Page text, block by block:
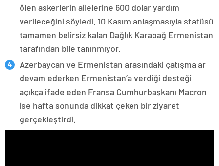
ölen askerlerin ailelerine 600 dolar yardım
verileceğini söyledi. 10 Kasım anlaşmasıyla statüsü
tamamen belirsiz kalan Dağlık Karabağ Ermenistan
tarafından bile tanınmıyor.
Azerbaycan ve Ermenistan arasındaki çatışmalar
devam ederken Ermenistan’a verdiği desteği
açıkça ifade eden Fransa Cumhurbaşkanı Macron
ise hafta sonunda dikkat çeken bir ziyaret
gerçekleştirdi.